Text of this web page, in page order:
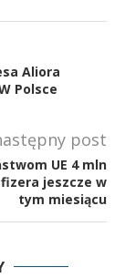
Aliora
Polsce
post
UE 4 mln
jeszcze w
tym miesiącu